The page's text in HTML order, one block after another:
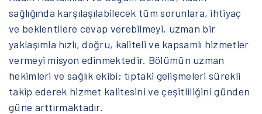
sağlığında karşılaşılabilecek tüm sorunlara, ihtiyaç
ve beklentilere cevap verebilmeyi, uzman bir
yaklaşımla hızlı, doğru, kaliteli ve kapsamlı hizmetler
vermeyi misyon edinmektedir. Bölümün uzman
hekimleri ve sağlık ekibi; tıptaki gelişmeleri sürekli
takip ederek hizmet kalitesini ve çeşitliliğini günden
güne arttırmaktadır.